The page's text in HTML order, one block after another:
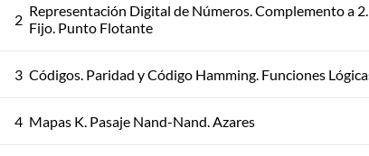
2 Representación Digital de Números. Complemento a
Fijo. Punto Flotante
3 Códigos. Paridad y Código Hamming. Funciones
4 Mapas K. Pasaje Nand-Nand. Azares